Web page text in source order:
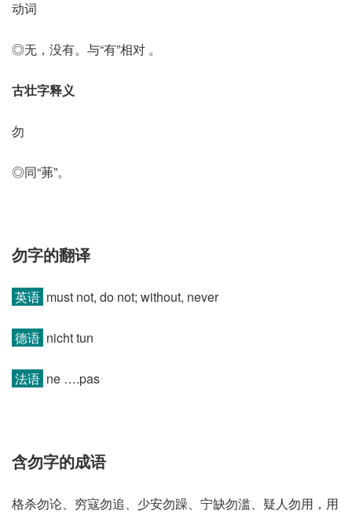
动词
◎无，没有。与“有”相对 。
古壮字释义
勿
◎同“茀”。
勿字的翻译
英语 must not, do not; without, never
德语 nicht tun
法语 ne ….pas
含勿字的成语
格杀勿论、穷寇勿追、少安勿躁、宁缺勿滥、疑人勿用，用